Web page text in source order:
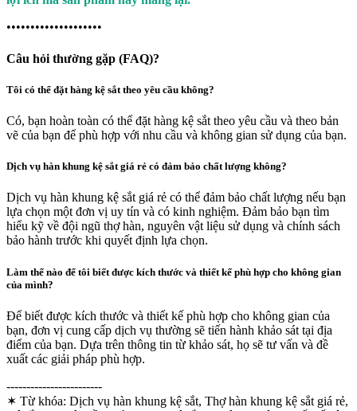
••••••••••••••••••••
Câu hỏi thường gặp (FAQ)?
Tôi có thể đặt hàng kệ sắt theo yêu cầu không?
Có, bạn hoàn toàn có thể đặt hàng kệ sắt theo yêu cầu và theo bản
vẽ của bạn để phù hợp với nhu cầu và không gian sử dụng của bạn.
Dịch vụ hàn khung kệ sắt giá rẻ có đảm bảo chất lượng không?
Dịch vụ hàn khung kệ sắt giá rẻ có thể đảm bảo chất lượng nếu bạn
lựa chọn một đơn vị uy tín và có kinh nghiệm. Đảm bảo bạn tìm
hiểu kỹ về đội ngũ thợ hàn, nguyên vật liệu sử dụng và chính sách
bảo hành trước khi quyết định lựa chọn.
Làm thế nào để tôi biết được kích thước và thiết kế phù hợp cho không gian
của mình?
Để biết được kích thước và thiết kế phù hợp cho không gian của
bạn, đơn vị cung cấp dịch vụ thường sẽ tiến hành khảo sát tại địa
điểm của bạn. Dựa trên thông tin từ khảo sát, họ sẽ tư vấn và đề
xuất các giải pháp phù hợp.
------------------------
✶ Từ khóa: Dịch vụ hàn khung kệ sắt, Thợ hàn khung kệ sắt giá rẻ,